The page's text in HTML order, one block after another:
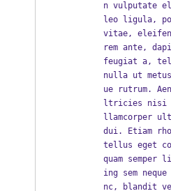
n vulputate
leo ligula,
vitae,
rem ante,
feugiat a,
nulla ut
ue rutrum.
ltricies nisi
llamcorper
dui. Etiam
tellus eget
quam
ing sem neque
nc, blandit